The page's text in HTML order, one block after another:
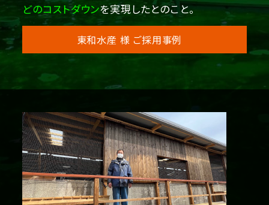
どのコストダウンを実現したとのこと。
東和水産 様 ご採用事例